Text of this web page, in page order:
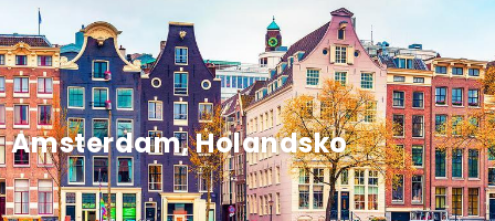
Amsterdam, Holandsko